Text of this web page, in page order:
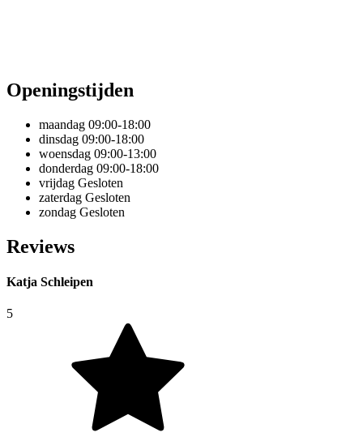
Openingstijden
maandag 09:00-18:00
dinsdag 09:00-18:00
woensdag 09:00-13:00
donderdag 09:00-18:00
vrijdag Gesloten
zaterdag Gesloten
zondag Gesloten
Reviews
Katja Schleipen
5